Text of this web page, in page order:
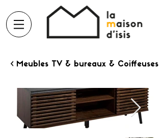
< Meubles TV & bureaux & Coiffeuses